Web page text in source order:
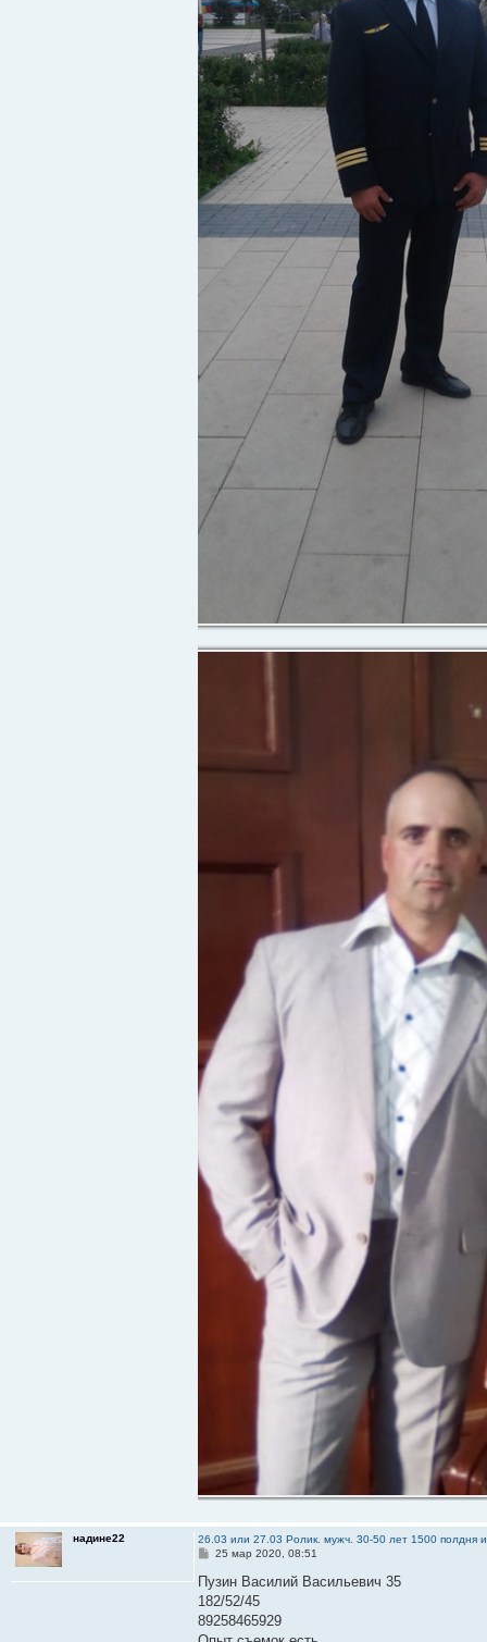
надине22
26.03 или 27.03 Ролик. мужч. 30-50 лет 1500 полдня
С
о
б
щ
е
25 мар 2020, 08:51
Пузин Василий Васильевич 35
182/52/45
89258465929